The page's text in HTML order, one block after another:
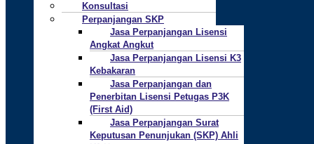
Konsultasi
Perpanjangan SKP
Jasa Perpanjangan Lisensi
Angkat Angkut
Jasa Perpanjangan Lisensi K3
Kebakaran
Jasa Perpanjangan dan
Penerbitan Lisensi Petugas P3K
(First Aid)
Jasa Perpanjangan Surat
Keputusan Penunjukan (SKP) Ahli